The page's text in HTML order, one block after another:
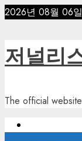
Skip
2026년 08월 06일
저널리
The official